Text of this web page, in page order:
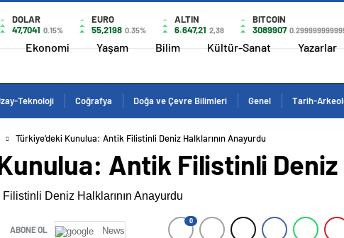
DOLAR
47,7041 0.15%
EURO
55,2198 0.35%
ALTIN
6.647,21 2,38
BITCOIN
3089907
Ekonomi Yaşam Bilim Kültür-Sanat Yazarlar
Teknoloji Coğrafya Doğa ve Çevre Bilimleri Genel Tarih-
Türkiye’deki Kunulua: Antik Filistinli Deniz Halklarının Anayurdu
Antik Filistinli Deniz
ABONE OL News
0